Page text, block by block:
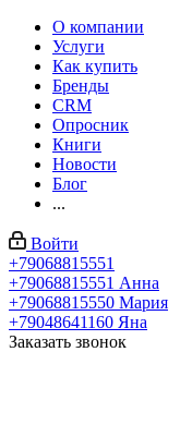
О компании
Услуги
Как купить
Бренды
CRM
Опросник
Книги
Новости
Блог
...
Войти
+79068815551
+79068815551 Анна
+79068815550 Мария
+79048641160 Яна
Заказать звонок